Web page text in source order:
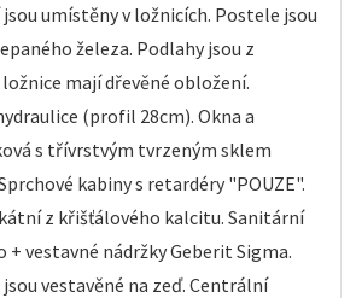
umístěny v ložnicích. Postele jsou
železa. Podlahy jsou z
mají dřevěné obložení.
(profil 28cm). Okna a
s třívrstvým tvrzeným sklem
kabiny s retardéry "POUZE".
z křišťálového kalcitu. Sanitární
+ vestavné nádržky Geberit Sigma.
vestavěné na zeď. Centrální